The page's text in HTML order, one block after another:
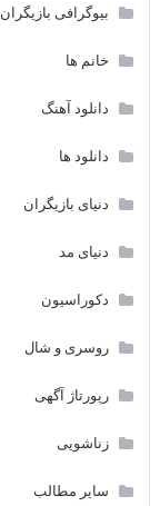
بیوگرافی بازیگران
خانم ها
دانلود آهنگ
دانلود ها
دنیای بازیگران
دنیای مد
دکوراسیون
روسری و شال
رپورتاژ آگهی
زناشویی
سایر مطالب